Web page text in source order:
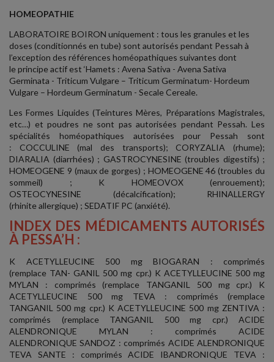
HOMEOPATHIE
LABORATOIRE BOIRON uniquement : tous les granules et les
doses (conditionnés en tube) sont autorisés pendant Pessah à
l’exception des références homéopathiques suivantes dont
le principe actif est ‘Hamets : Avena Sativa - Avena Sativa
Germinata - Triticum Vulgare – Triticum Germinatum- Hordeum
Vulgare – Hordeum Germinatum - Secale Cereale.
Les Formes Liquides (Teintures Mères, Préparations Magistrales,
etc…) et poudres ne sont pas autorisées pendant Pessah. Les
spécialités homéopathiques autorisées pour Pessah sont
: COCCULINE (mal des transports); CORYZALIA (rhume);
DIARALIA (diarrhées) ; GASTROCYNESINE (troubles digestifs) ;
HOMEOGENE 9 (maux de gorges) ; HOMEOGENE 46 (troubles du
sommeil) ; K HOMEOVOX (enrouement);
OSTEOCYNESINE (décalcification); RHINALLERGY
(rhinite allergique) ; SEDATIF PC (anxiété).
INDEX DES MÉDICAMENTS AUTORISÉS
À PESSA’H :
K ACETYLLEUCINE 500 mg BIOGARAN : comprimés
(remplace TAN- GANIL 500 mg cpr.) K ACETYLLEUCINE 500 mg
MYLAN : comprimés (remplace TANGANIL 500 mg cpr.) K
ACETYLLEUCINE 500 mg TEVA : comprimés (remplace
TANGANIL 500 mg cpr.) K ACETYLLEUCINE 500 mg ZENTIVA :
comprimés (remplace TANGANIL 500 mg cpr.) ACIDE
ALENDRONIQUE MYLAN : comprimés ACIDE
ALENDRONIQUE SANDOZ : comprimés ACIDE ALENDRONIQUE
TEVA SANTE : comprimés ACIDE IBANDRONIQUE TEVA :